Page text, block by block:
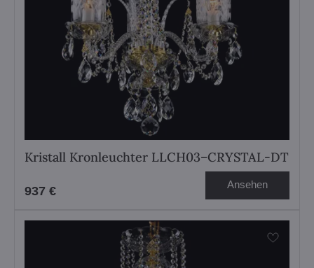
Kristall Kronleuchter LLCH03–CRYSTAL-DT
937 € Ansehen